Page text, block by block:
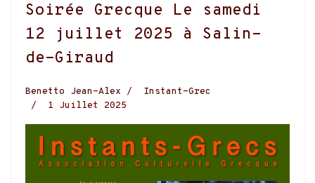
Soirée Grecque Le samedi
12 juillet 2025 à Salin-
de-Giraud
Benetto Jean-Alex
Instant-Grec
1 Juillet 2025